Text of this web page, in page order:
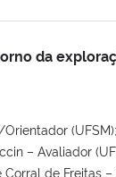
da
– Avaliador
de Freitas